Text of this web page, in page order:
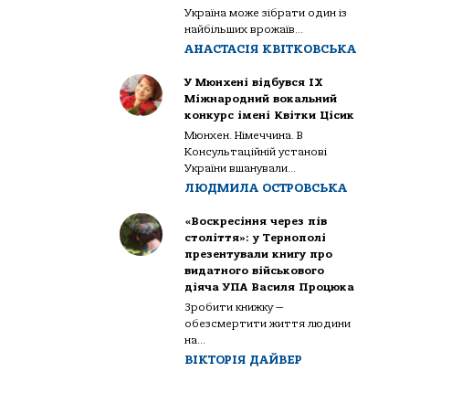
Україна може зібрати один із
найбільших врожаїв...
АНАСТАСІЯ КВІТКОВСЬКА
У Мюнхені відбувся IX
Міжнародний вокальний
конкурс імені Квітки Цісик
Мюнхен. Німеччина. В
Консультаційній установі
України вшанували...
ЛЮДМИЛА ОСТРОВСЬКА
«Воскресіння через пів
століття»: у Тернополі
презентували книгу про
видатного військового
діяча УПА Василя Процюка
Зробити книжку —
обезсмертити життя людини
на...
ВІКТОРІЯ ДАЙВЕР